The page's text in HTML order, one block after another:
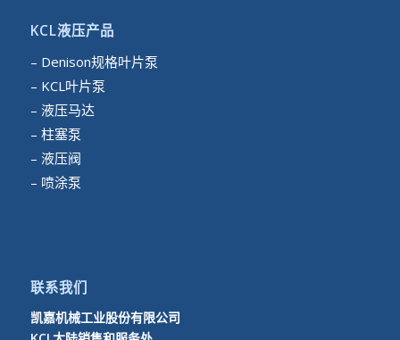
KCL液压产品
– Denison规格叶片泵
– KCL叶片泵
– 液压马达
– 柱塞泵
– 液压阀
– 喷涂泵
联系我们
凯嘉机械工业股份有限公司